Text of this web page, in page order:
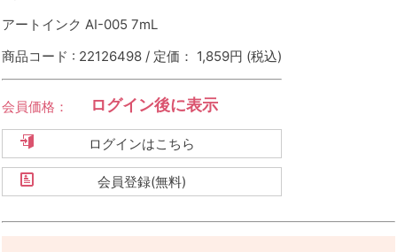
アートインク AI-005 7mL
商品コード : 22126498 / 定価： 1,859円 (税込)
会員価格： ログイン後に表示
ログインはこちら
会員登録(無料)